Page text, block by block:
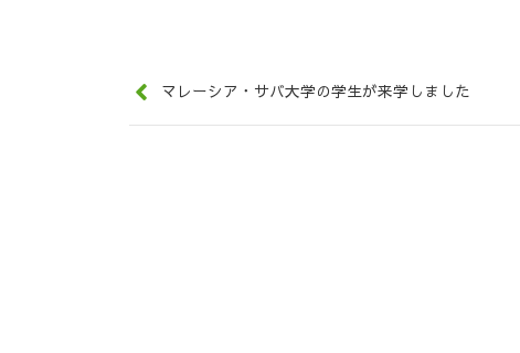
マレーシア・サバ大学の学生が来学しました